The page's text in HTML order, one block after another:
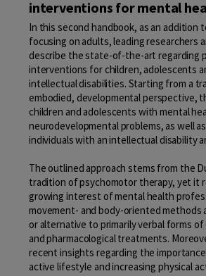
interventions for mental
In this second handbook, as an addition
focusing on adults, leading researchers
describe the state-of-the-art regarding
interventions for children, adolescents
intellectual disabilities. Starting from a
embodied, developmental perspective,
children and adolescents with mental
neurodevelopmental problems, as well
individuals with an intellectual disability
The outlined approach stems from the
tradition of psychomotor therapy, yet it
growing interest of mental health
movement- and body-oriented methods
or alternative to primarily verbal forms
and pharmacological treatments.
recent insights regarding the
active lifestyle and increasing physical